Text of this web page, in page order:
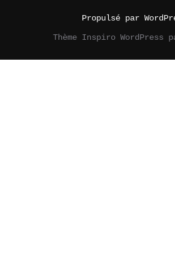
Propulsé par
Thème Inspiro WordPress